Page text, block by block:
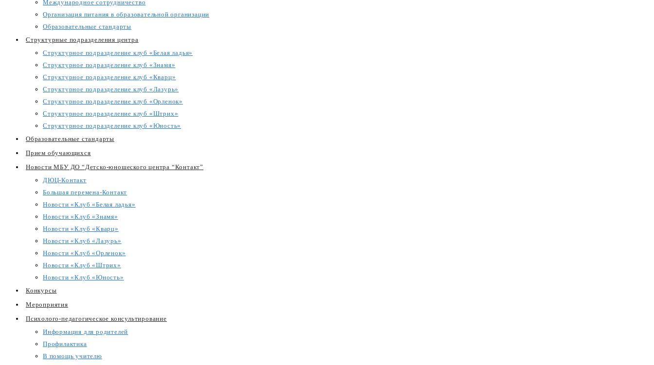
Международное сотрудничество
Организация питания в образовательной организации
Образовательные стандарты
Структурные подразделения центра
Структурное подразделение клуб «Белая ладья»
Структурное подразделение клуб «Знамя»
Структурное подразделение клуб «Кварц»
Структурное подразделение клуб «Лазурь»
Структурное подразделение клуб «Орленок»
Структурное подразделение клуб «Штрих»
Структурное подразделение клуб «Юность»
Образовательные стандарты
Прием обучающихся
Новости МБУ ДО “Детско-юношеского центра “Контакт”
ДЮЦ-Контакт
Большая перемена-Контакт
Новости «Клуб «Белая ладья»
Новости «Клуб «Знамя»
Новости «Клуб «Кварц»
Новости «Клуб «Лазурь»
Новости «Клуб «Орленок»
Новости «Клуб «Штрих»
Новости «Клуб «Юность»
Конкурсы
Мероприятия
Психолого-педагогическое консультирование
Информация для родителей
Профилактика
В помощь учителю